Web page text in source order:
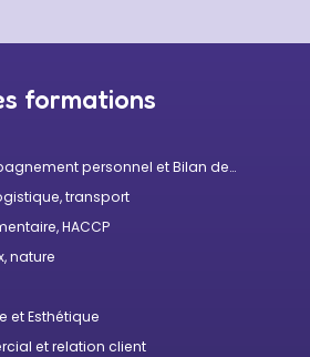
formations
personnel et Bilan de
transport
HACCP
nature
et Esthétique
et relation client